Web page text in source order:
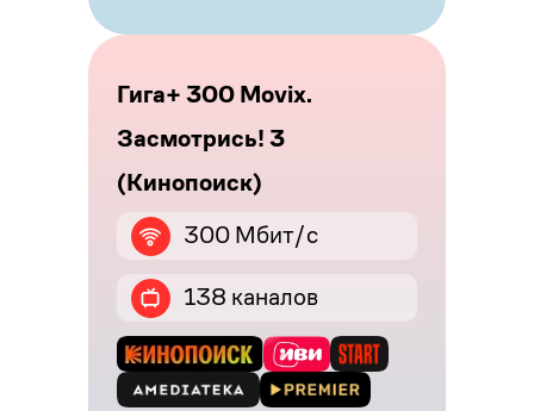
Гига+ 300 Movix.
Засмотрись! 3
(Кинопоиск)
300 Мбит/с
138 каналов